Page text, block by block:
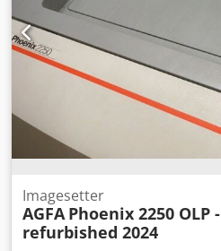
Imagesetter
AGFA Phoenix 2250 OLP -
refurbished 2024